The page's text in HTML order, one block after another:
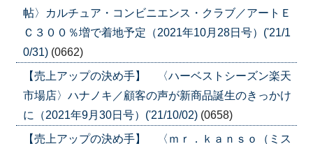
帖〉カルチュア・コンビニエンス・クラブ／アートＥ
Ｃ３００％増で着地予定（2021年10月28日号）('21/1
0/31) (0662)
【売上アップの決め手】 〈ハーベストシーズン楽天
市場店〉ハナノキ／顧客の声が新商品誕生のきっかけ
に（2021年9月30日号）('21/10/02) (0658)
【売上アップの決め手】 〈ｍｒ．ｋａｎｓｏ（ミス